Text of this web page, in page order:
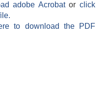
adobe Acrobatorclick
to download the PDF